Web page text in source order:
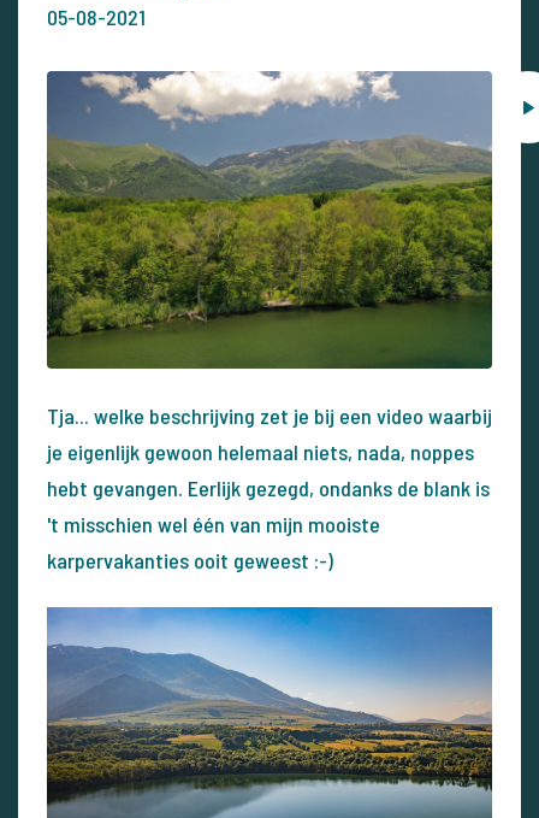
05-08-2021
Tja... welke beschrijving zet je bij een video waarbij
je eigenlijk gewoon helemaal niets, nada, noppes
hebt gevangen. Eerlijk gezegd, ondanks de blank is
't misschien wel één van mijn mooiste
karpervakanties ooit geweest :-)